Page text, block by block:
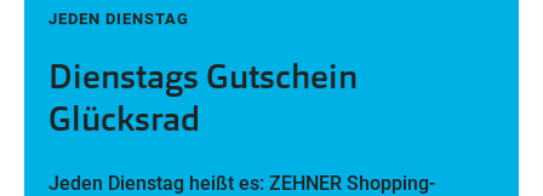
JEDEN DIENSTAG
Dienstags Gutschein
Glücksrad
Jeden Dienstag heißt es: ZEHNER Shopping-